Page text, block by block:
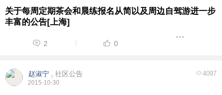
关于每周定期茶会和晨练报名从简以及周边自驾游进一步
丰富的公告[上海]
2 0
赵淑宁 社区公告
2015-10-30
4097